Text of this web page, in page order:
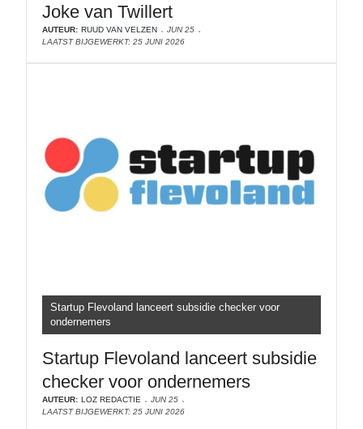
Joke van Twillert
AUTEUR: RUUD VAN VELZEN
JUN 25
LAATST BIJGEWERKT: 25 JUNI 2026
Startup Flevoland lanceert subsidie checker voor
ondernemers
Startup Flevoland lanceert subsidie
checker voor ondernemers
AUTEUR: LOZ REDACTIE
JUN 25
LAATST BIJGEWERKT: 25 JUNI 2026